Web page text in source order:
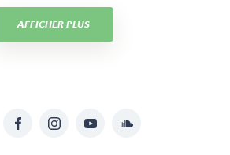
AFFICHER PLUS
FacebookInstagramYouTubeSoundcloud